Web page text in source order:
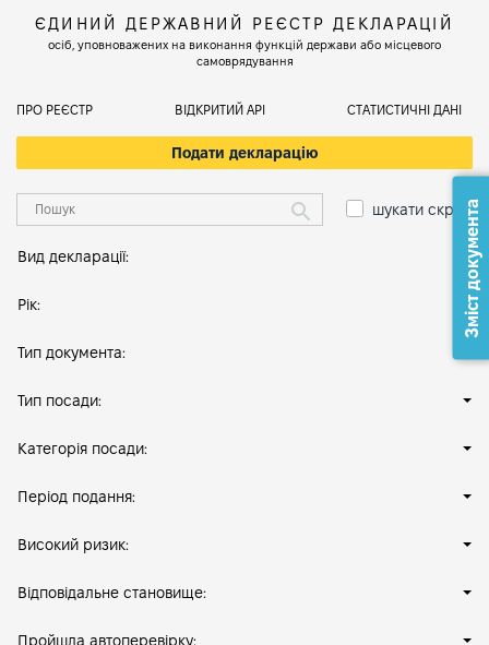
ЄДИНИЙ ДЕРЖАВНИЙ РЕЄСТР ДЕКЛАРАЦІЙ
осіб, уповноважених на виконання функцій держави або місцевого
самоврядування
ПРО РЕЄСТР ВІДКРИТИЙ АРІ СТАТИСТИЧНІ ДАНІ
Подати декларацію
шукати скрізь
Вид декларації:
Рік:
Тип документа:
Тип посади:
Категорія посади:
Період подання:
Високий ризик:
Відповідальне становище:
Пройшла автоперевірку:
Зміст документа